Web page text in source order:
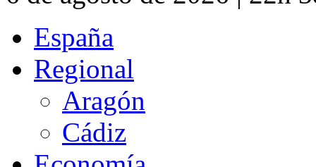
España
Regional
Aragón
Cádiz